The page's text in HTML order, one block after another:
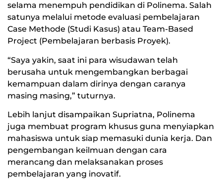
selama menempuh pendidikan di Polinema. Salah
satunya melalui metode evaluasi pembelajaran
Case Methode (Studi Kasus) atau Team-Based
Project (Pembelajaran berbasis Proyek).
“Saya yakin, saat ini para wisudawan telah
berusaha untuk mengembangkan berbagai
kemampuan dalam dirinya dengan caranya
masing masing,” tuturnya.
Lebih lanjut disampaikan Supriatna, Polinema
juga membuat program khusus guna menyiapkan
mahasiswa untuk siap memasuki dunia kerja. Dan
pengembangan keilmuan dengan cara
merancang dan melaksanakan proses
pembelajaran yang inovatif.